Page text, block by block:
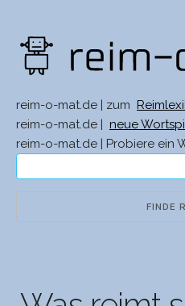
reim-o-mat.de | zum
reim-o-mat.de |
neue
reim-o-mat.de | Probiere ein